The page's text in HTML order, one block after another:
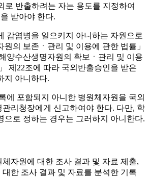
로 반출하려는 자는 용도를 지정하여
받아야 한다.
감염병을 일으키지 아니하는 자원으로
원의 보존ㆍ관리 및 이용에 관한 법률」
양수산생명자원의 확보ㆍ관리 및 이용
제22조에 따라 국외반출승인을 받은
지 아니하다.
에 포함되지 아니한 병원체자원을 국외
리청장에게 신고하여야 한다. 다만, 학
으로 정하는 경우는 그러하지 아니한다.
자원에 대한 조사 결과 및 자료 제출,
한 조사 결과 및 자료를 분석한 기록